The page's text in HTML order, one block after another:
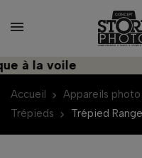
à la voile
Accueil Appareils photo
Trépieds
Trépied